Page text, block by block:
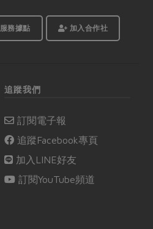
服務據點 加入合作社
追蹤我們
訂閱電子報
追蹤Facebook專頁
加入LINE好友
訂閱YouTube頻道